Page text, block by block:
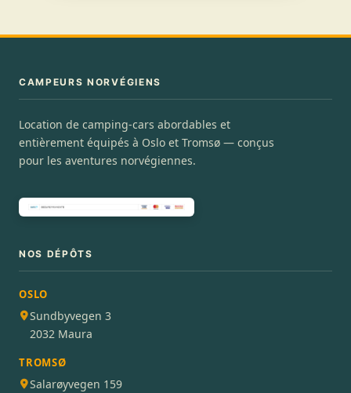
CAMPEURS NORVÉGIENS
Location de camping-cars abordables et
entièrement équipés à Oslo et Tromsø — conçus
pour les aventures norvégiennes.
NOS DÉPÔTS
OSLO
Sundbyvegen 3
2032 Maura
TROMSØ
Salarøyvegen 159